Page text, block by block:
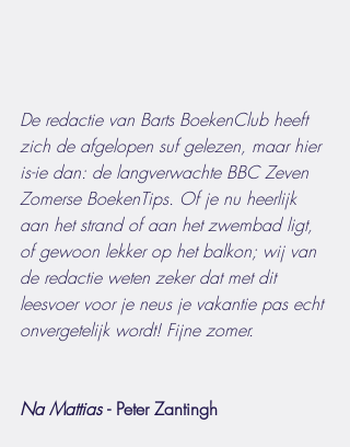
De redactie van Barts BoekenClub heeft
zich de afgelopen suf gelezen, maar hier
is-ie dan: de langverwachte BBC Zeven
Zomerse BoekenTips. Of je nu heerlijk
aan het strand of aan het zwembad ligt,
of gewoon lekker op het balkon; wij van
de redactie weten zeker dat met dit
leesvoer voor je neus je vakantie pas echt
onvergetelijk wordt! Fijne zomer.
Na Mattias - Peter Zantingh